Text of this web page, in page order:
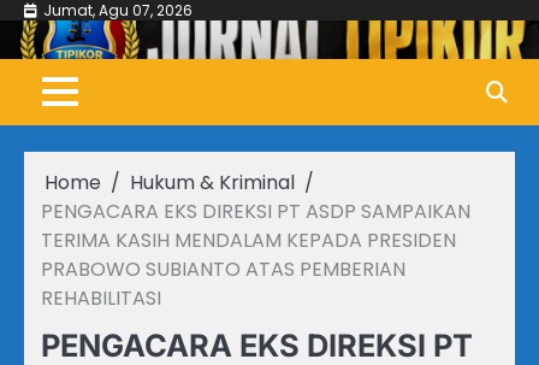
Skip
content
Jumat, Agu 07, 2026
Home
Hukum & Kriminal
PENGACARA EKS DIREKSI PT ASDP SAMPAIKAN
TERIMA KASIH MENDALAM KEPADA PRESIDEN
PRABOWO SUBIANTO ATAS PEMBERIAN
REHABILITASI
PENGACARA EKS DIREKSI PT